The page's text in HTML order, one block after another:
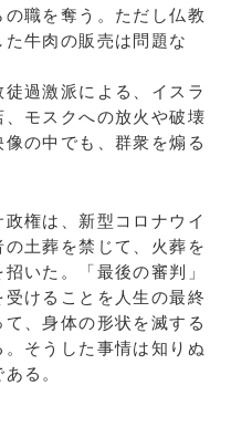
職を奪う。ただし仏教
牛肉の販売は問題な
過激派による、イスラ
モスクへの放火や破壊
の中でも、群衆を煽る
権は、新型コロナウイ
土葬を禁じて、火葬を
いた。「最後の審判」
けることを人生の最終
、身体の形状を滅する
そうした事情は知りぬ
る。